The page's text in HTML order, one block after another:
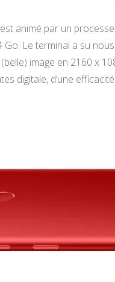
est animé par un
Le terminal a su
image en 2160 x
digitale, d’une